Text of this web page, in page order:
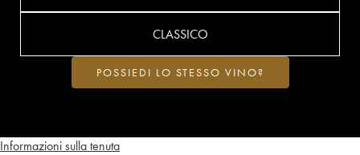
Informazioni sulla tenuta
CLASSICO
POSSIEDI LO STESSO VINO?